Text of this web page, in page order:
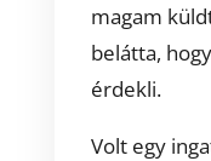
magam
belátta,
érdekli.
Volt egy